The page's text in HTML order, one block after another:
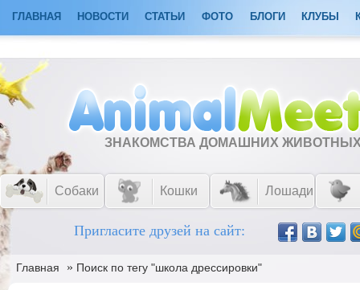
ГЛАВНАЯ НОВОСТИ СТАТЬИ ФОТО БЛОГИ КЛУБЫ
ЗНАКОМСТВА ДОМАШНИХ
Собаки Кошки Лошади
Пригласите друзей на сайт:
Главная » Поиск по тегу "школа дрессировки"